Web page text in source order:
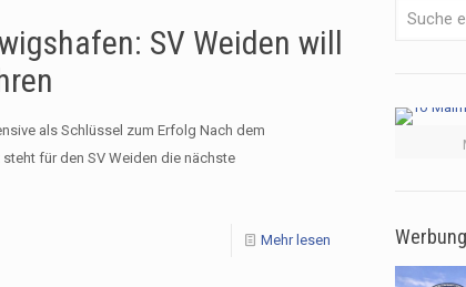
SV Weiden will
als Schlüssel zum Erfolg Nach dem
für den SV Weiden die nächste
Mehr lesen Werbung